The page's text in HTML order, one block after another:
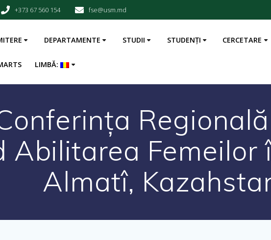
+373 67 560 154 fse@usm.md
DEPARTAMENTE STUDII STUDENȚI CERCETARE
LIMBĂ:
Abilitarea Femeilor
Almatî,